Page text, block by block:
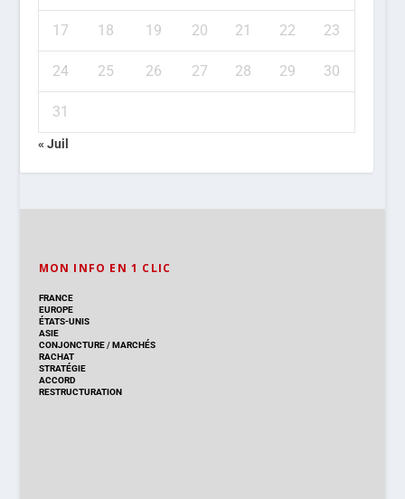
17 18 19 20 21 22 23
24 25 26 27 28 29 30
31
« Juil
MON INFO EN 1 CLIC
FRANCE
EUROPE
ÉTATS-UNIS
ASIE
CONJONCTURE/MARCHÉS
RACHAT
STRATÉGIE
ACCORD
RESTRUCTURATION